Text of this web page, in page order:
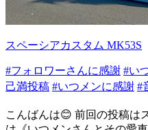
スペーシアカスタム MK53S
#フォロワーさんに感謝 #い
己満投稿 #いつメンに感謝 #
こんばんは😊 前回の投稿は